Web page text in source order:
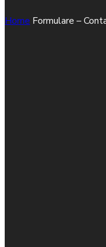
Home Formulare –